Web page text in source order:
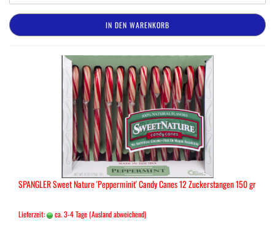
IN DEN WARENKORB
SPANGLER Sweet Nature 'Pepperminit' Candy Canes 12 Zuckerstangen 150 gr
Lieferzeit: ca. 3-4 Tage(Ausland abweichend)